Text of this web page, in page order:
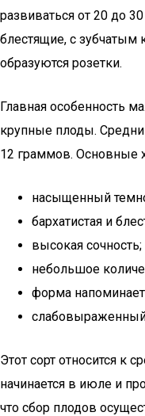
развиваться от 20 до
блестящие, с зубчатым
образуются розетки.
Главная особенность
крупные плоды.
12 граммов. Основные
насыщенный
бархатистая и
высокая сочность;
небольшое
форма
слабовыраженный
Этот сорт относится к
начинается в июле и
что сбор плодов